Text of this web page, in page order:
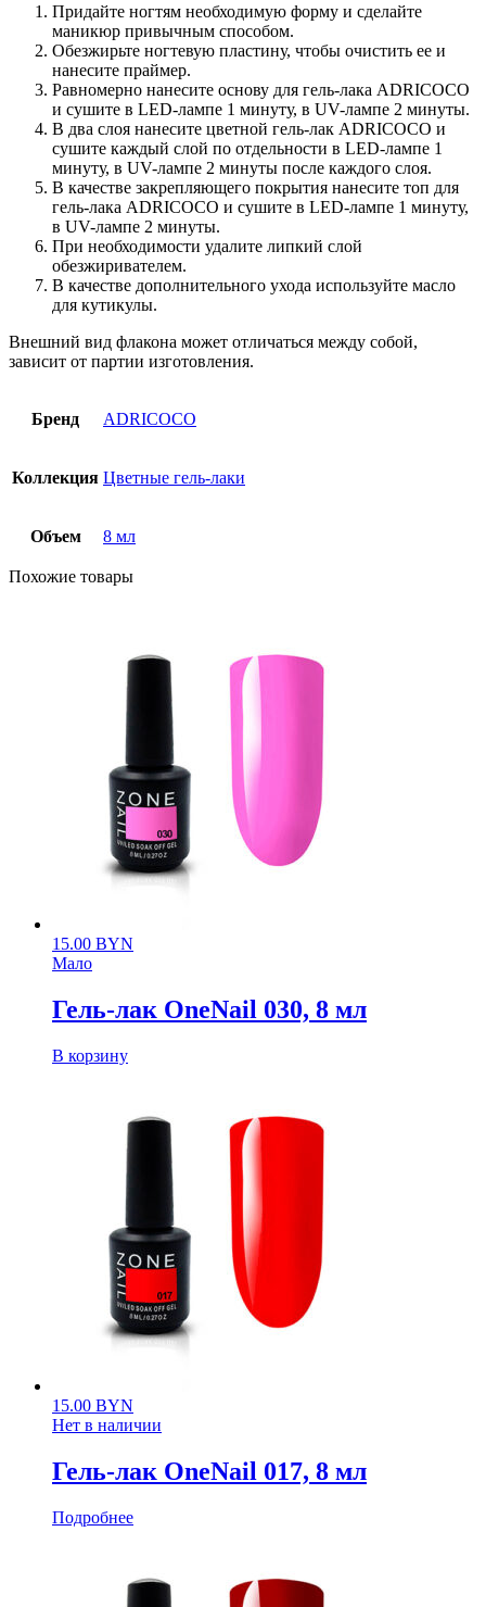
Придайте ногтям необходимую форму и сделайте
маникюр привычным способом.
Обезжирьте ногтевую пластину, чтобы очистить ее и
нанесите праймер.
Равномерно нанесите основу для гель-лака ADRICOCO
и сушите в LED-лампе 1 минуту, в UV-лампе 2 минуты.
В два слоя нанесите цветной гель-лак ADRICOCO и
сушите каждый слой по отдельности в LED-лампе 1
минуту, в UV-лампе 2 минуты после каждого слоя.
В качестве закрепляющего покрытия нанесите топ для
гель-лака ADRICOCO и сушите в LED-лампе 1 минуту,
в UV-лампе 2 минуты.
При необходимости удалите липкий слой
обезжиривателем.
В качестве дополнительного ухода используйте масло
для кутикулы.
Внешний вид флакона может отличаться между собой,
зависит от партии изготовления.
Бренд ADRICOCO
Коллекция Цветные гель-лаки
Объем 8 мл
Похожие товары
15.00 BYN
Мало
Гель-лак OneNail 030, 8 мл
В корзину
15.00 BYN
Нет в наличии
Гель-лак OneNail 017, 8 мл
Подробнее